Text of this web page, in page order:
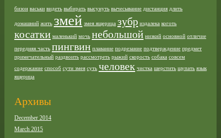
бизон васьки видеть выбирать высунуть вычесывание дистанция длить
домашний жить змей змея ящерица зубр издалека коготь
косатки маленький мочь небольшой низкий основной отличие
передняя часть пингвин плавание подрезание подтверждение предмет
примечательный раздвоить рассмотреть рыжий скорость собака совсем
содержание способ сути змея суть человек чистка шерстить щупать язык
ящерица
Архивы
December 2014
March 2015